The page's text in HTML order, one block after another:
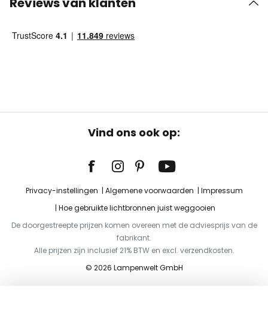
Vind ons ook op:
Privacy-instellingen Algemene voorwaarden
Impressum
Hoe gebruikte lichtbronnen juist weggooien
De doorgestreepte prijzen komen overeen met de adviesprijs van de
fabrikant.
Alle prijzen zijn inclusief 21% BTW en excl. verzendkosten.
© 2026 Lampenwelt GmbH